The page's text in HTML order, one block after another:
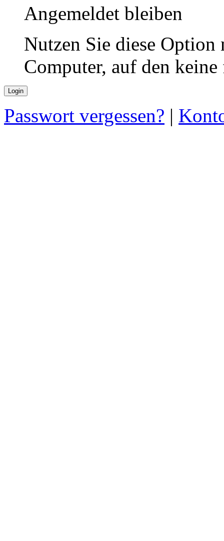
Angemeldet bleiben
Nutzen Sie diese
Computer, auf den
Passwort vergessen? |